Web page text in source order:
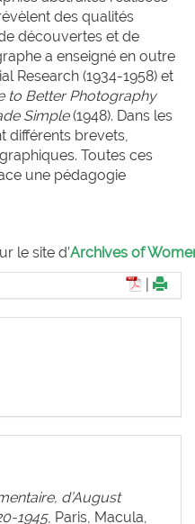
des qualités
découvertes et de
a enseigné en outre
Research (1934-1958) et
to Better Photography
Simple(1948). Dans les
différents brevets,
Toutes ces
une pédagogie
le site d’Archives of
d’August
1945, Paris, Macula,